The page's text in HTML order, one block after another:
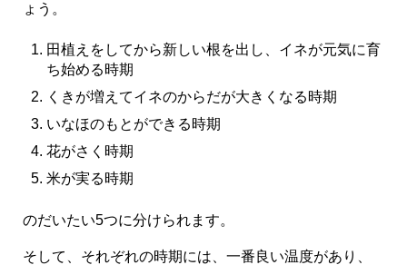
ょう。
田植えをしてから新しい根を出し、イネが元気に育
ち始める時期
くきが増えてイネのからだが大きくなる時期
いなほのもとができる時期
花がさく時期
米が実る時期
のだいたい5つに分けられます。
そして、それぞれの時期には、一番良い温度があり、